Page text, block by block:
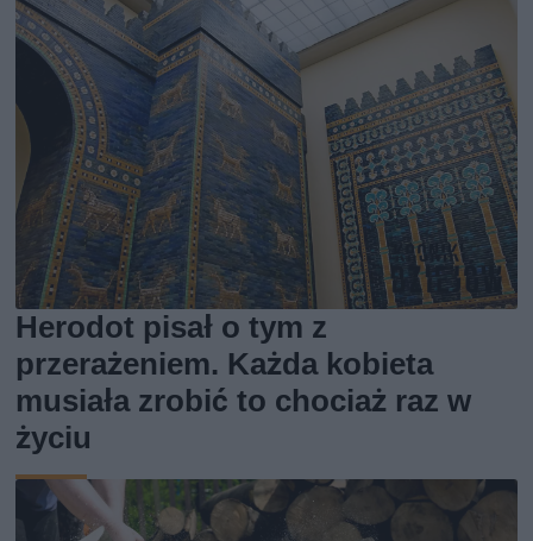
Herodot pisał o tym z
przerażeniem. Każda kobieta
musiała zrobić to chociaż raz w
życiu